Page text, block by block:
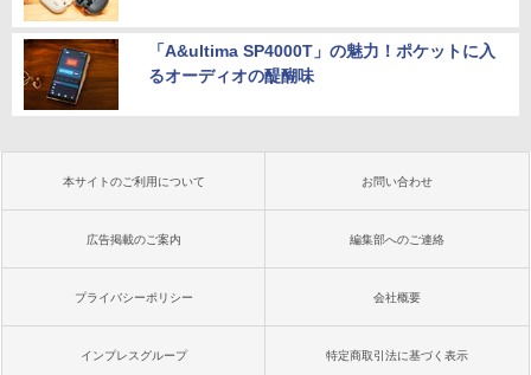
「A&ultima SP4000T」の魅力！ポケットに入
るオーディオの醍醐味
本サイトのご利用について お問い合わせ
広告掲載のご案内 編集部へのご連絡
プライバシーポリシー 会社概要
インプレスグループ 特定商取引法に基づく表示